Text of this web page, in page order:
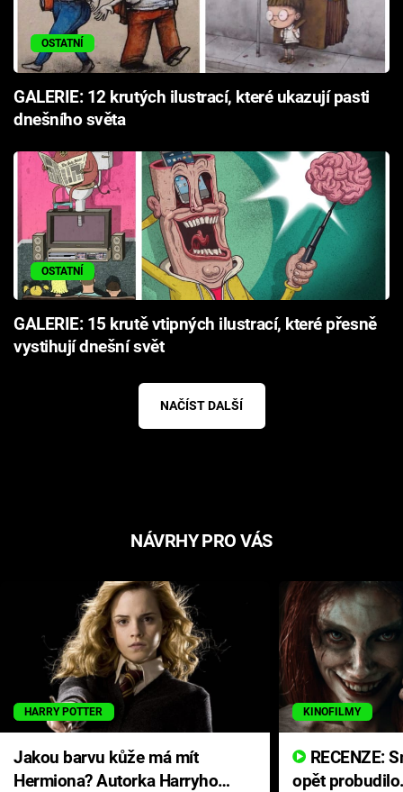
OSTATNÍ
GALERIE: 12 krutých ilustrací, které ukazují pasti
dnešního světa
OSTATNÍ
GALERIE: 15 krutě vtipných ilustrací, které přesně
vystihují dnešní svět
NAČÍST DALŠÍ
NÁVRHY PRO VÁS
HARRY POTTER
Jakou barvu kůže má mít
Hermiona? Autorka Harryho
KINOFILMY
opět